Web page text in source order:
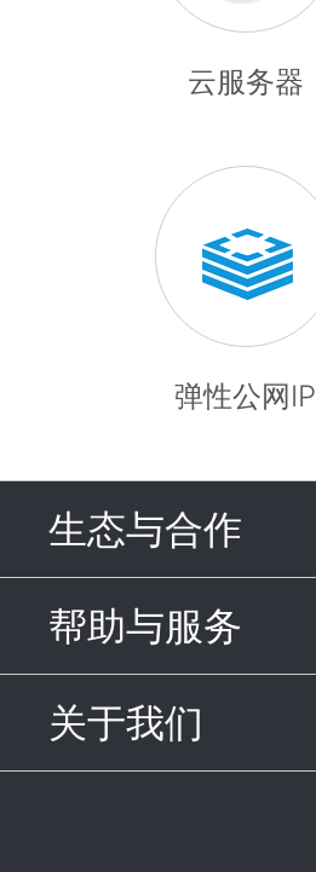
云服务器
弹性公网IP
生态与合作
帮助与服务
关于我们